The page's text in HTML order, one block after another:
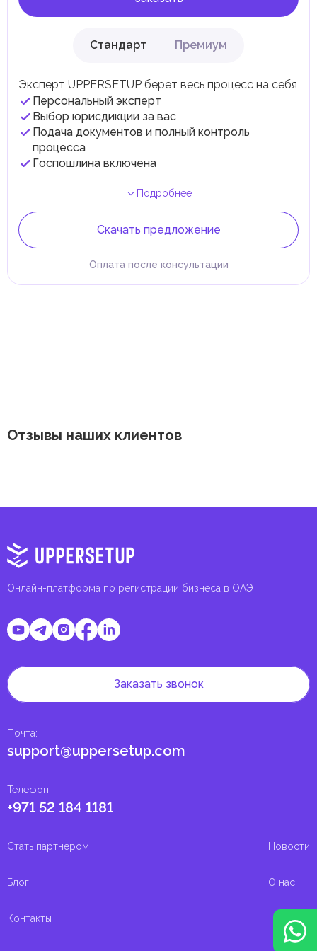
Стандарт Премиум
Эксперт UPPERSETUP берет весь процесс на себя
Персональный эксперт
Выбор юрисдикции за вас
Подача документов и полный контроль
процесса
Госпошлина включена
Подробнее
Скачать предложение
Оплата после консультации
Отзывы наших клиентов
Онлайн-платформа по регистрации бизнеса в ОАЭ
Телефон:
+971 52 184 1181
Почта:
support@uppersetup.com
Заказать звонок
Стать партнером Новости
Блог О нас
Контакты